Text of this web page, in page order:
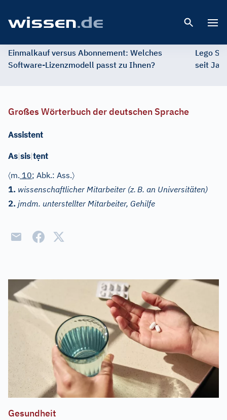
Einmalkauf versus Abonnement: Welches
Software-Lizenzmodell passt zu Ihnen?
Lego
seit
Großes Wörterbuch der deutschen Sprache
Assistent
As|sis|tẹnt
〈m. 10; Abk.: Ass.〉
1. wissenschaftlicher Mitarbeiter (z. B. an Universitäten)
2. jmdm. unterstellter Mitarbeiter, Gehilfe
Gesundheit